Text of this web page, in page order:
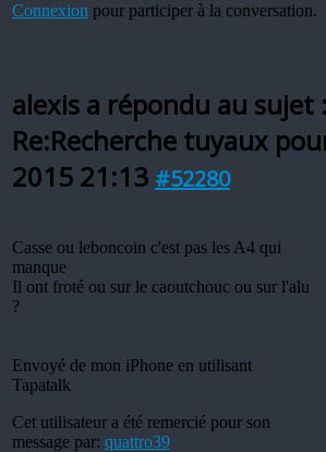
Connexion pour participer à la conversation.
alexis a répondu au sujet :
Re:Recherche tuyaux
2015 21:13 #52280
Casse ou leboncoin c'est pas les A4 qui
manque
Il ont froté ou sur le caoutchouc ou sur l'alu
?
Envoyé de mon iPhone en utilisant
Tapatalk
Cet utilisateur a été remercié pour son
message par: quattro39